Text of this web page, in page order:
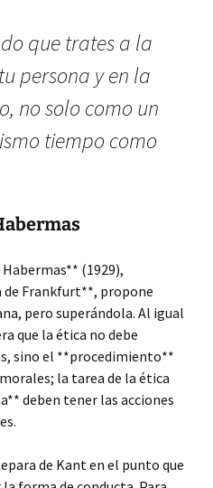
que trates a la
persona y en la
no solo como un
tiempo como
(1929),
de Frankfurt**, propone
pero superándola. Al igual
que la ética no debe
sino el **procedimiento**
la tarea de la ética
deben tener las acciones
de Kant en el punto que